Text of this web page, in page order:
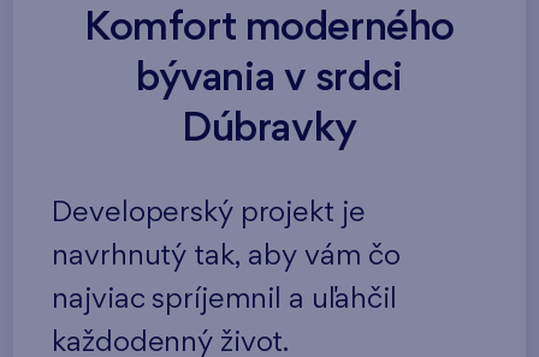
Komfort moderného
bývania v srdci
Dúbravky
Developerský projekt je
navrhnutý tak, aby vám čo
najviac spríjemnil a uľahčil
každodenný život.